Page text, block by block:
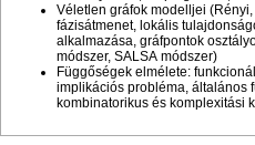
Véletlen gráfok modelljei
fázisátmenet, lokális
alkalmazása, gráfpontok
módszer, SALSA módszer)
Függőségek elmélete:
implikációs probléma, általános
kombinatorikus és komplexitási